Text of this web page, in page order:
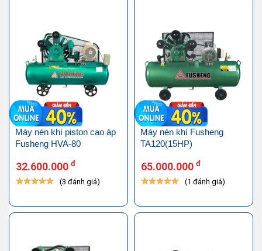
Máy nén khí piston cao áp
Fusheng HVA-80
32.600.000 đ
(3 đánh giá)
Máy nén khí Fusheng
TA120(15HP)
65.000.000 đ
(1 đánh giá)